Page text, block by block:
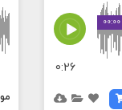
00:00
0:26